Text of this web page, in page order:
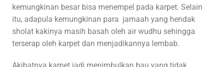
kemungkinan besar bisa menempel pada karpet. Selain
itu, adapula kemungkinan para jamaah yang hendak
sholat kakinya masih basah oleh air wudhu sehingga
terserap oleh karpet dan menjadikannya lembab.